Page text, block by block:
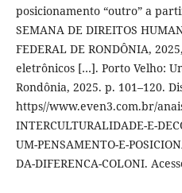
posicionamento “outro” a
SEMANA DE DIREITOS
FEDERAL DE RONDÔNIA,
eletrônicos […]. Porto Velho:
Rondônia, 2025. p. 101–120.
https//www.even3.com.br/
INTERCULTURALIDADE-E-
UM-PENSAMENTO-E-
DA-DIFERENCA-COLONI.